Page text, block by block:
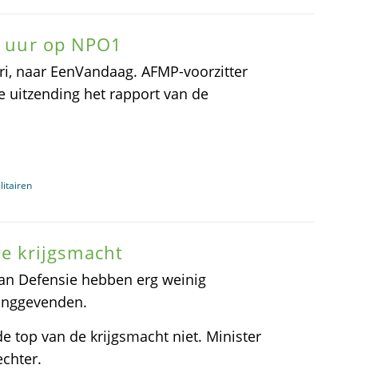
op NPO1
naar EenVandaag. AFMP-voorzitter
uitzending het rapport van de
krijgsmacht
Defensie hebben erg weinig
top van de krijgsmacht niet. Minister